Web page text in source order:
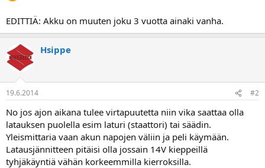
EDITTIÄ: Akku on muuten joku 3 vuotta ainaki vanha.
Hsippe
19.6.2014 #2
No jos ajon aikana tulee virtapuutetta niin vika saattaa olla
latauksen puolella esim laturi (staattori) tai säädin.
Yleismittaria vaan akun napojen väliin ja peli käymään.
Latausjännitteen pitäisi olla jossain 14V kieppeillä
tyhjäkäyntiä vähän korkeemmilla kierroksilla.